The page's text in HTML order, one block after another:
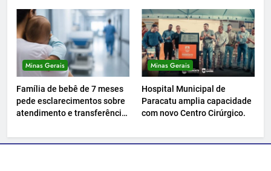
Minas Gerais
Família de bebê de 7 meses
pede esclarecimentos sobre
atendimento e transferência
Minas Gerais
Hospital Municipal de
Paracatu amplia capacidade
com novo Centro Cirúrgico.